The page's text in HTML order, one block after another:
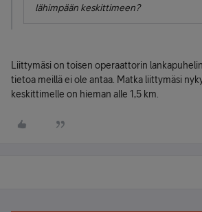
lähimpään keskittimeen?
Liittymäsi on toisen operaattorin
tietoa meillä ei ole antaa. Matka liittymäsi
keskittimelle on hieman alle 1,5 km.